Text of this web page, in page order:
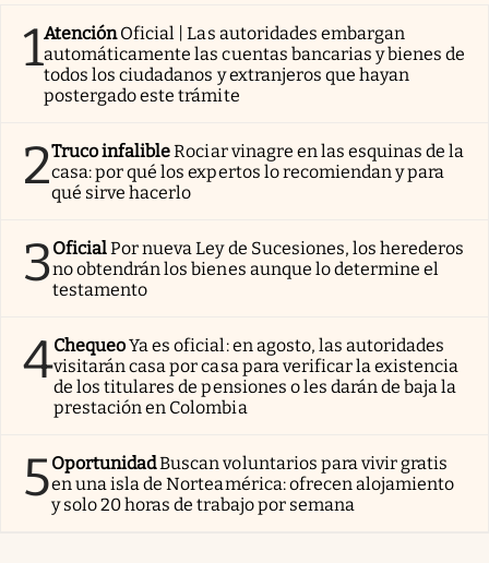
1AtenciónOficial | Las autoridades embargan
automáticamente las cuentas bancarias y bienes de
todos los ciudadanos y extranjeros que hayan
postergado este trámite
2Truco infalibleRociar vinagre en las esquinas de la
casa: por qué los expertos lo recomiendan y para
qué sirve hacerlo
3OficialPor nueva Ley de Sucesiones, los herederos
no obtendrán los bienes aunque lo determine el
testamento
4ChequeoYa es oficial: en agosto, las autoridades
visitarán casa por casa para verificar la existencia
de los titulares de pensiones o les darán de baja la
prestación en Colombia
5OportunidadBuscan voluntarios para vivir gratis
en una isla de Norteamérica: ofrecen alojamiento
y solo 20 horas de trabajo por semana